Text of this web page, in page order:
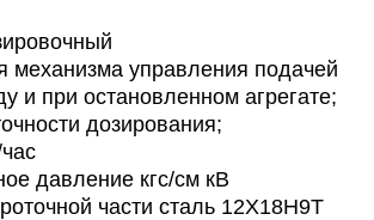
механизма управления подачей
и при остановленном агрегате;
дозирования;
давление кгс/см кВ
части сталь 12Х18Н9Т